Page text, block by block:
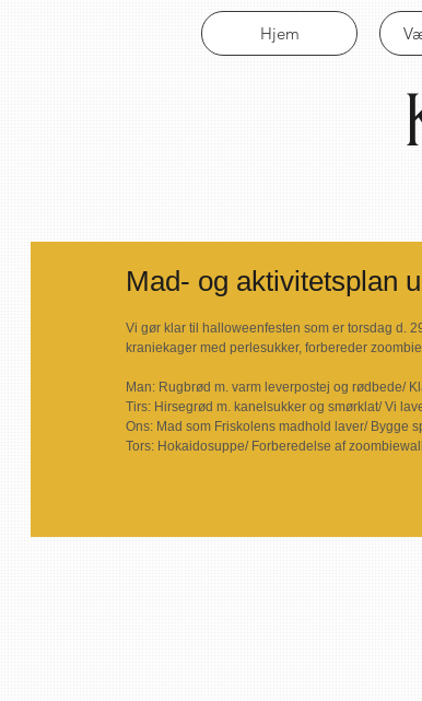
Hjem
Mad- og aktivitetsplan
Vi gør klar til halloweenfesten som er torsdag d.
kraniekager med perlesukker, forbereder
Man: Rugbrød m. varm leverpostej og rødbede/
Tirs: Hirsegrød m. kanelsukker og smørklat/ Vi
Ons: Mad som Friskolens madhold laver/ Bygge
Tors: Hokaidosuppe/ Forberedelse af